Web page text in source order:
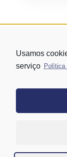
andar – conj.
Usamos
serviço Política